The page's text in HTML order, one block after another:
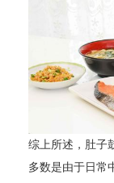
综上所述，肚子
多数是由于日常